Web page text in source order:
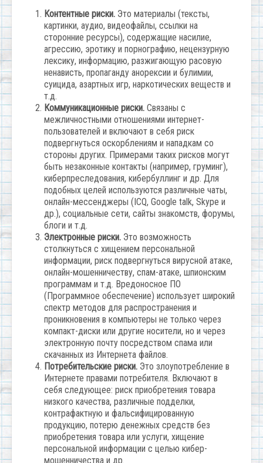
Контентные риски. Это материалы (тексты,
картинки, аудио, видеофайлы, ссылки на
сторонние ресурсы), содержащие насилие,
агрессию, эротику и порнографию, нецензурную
лексику, информацию, разжигающую расовую
ненависть, пропаганду анорексии и булимии,
суицида, азартных игр, наркотических веществ и
т.д.
Коммуникационные риски. Связаны с
межличностными отношениями интернет-
пользователей и включают в себя риск
подвергнуться оскорблениям и нападкам со
стороны других. Примерами таких рисков могут
быть незаконные контакты (например, груминг),
киберпреследования, кибербуллинг и др. Для
подобных целей используются различные чаты,
онлайн-мессенджеры (ICQ, Google talk, Skype и
др.), социальные сети, сайты знакомств, форумы,
блоги и т.д.
Электронные риски. Это возможность
столкнуться с хищением персональной
информации, риск подвергнуться вирусной атаке,
онлайн-мошенничеству, спам-атаке, шпионским
программам и т.д. Вредоносное ПО
(Программное обеспечение) использует широкий
спектр методов для распространения и
проникновения в компьютеры не только через
компакт-диски или другие носители, но и через
электронную почту посредством спама или
скачанных из Интернета файлов.
Потребительские риски. Это злоупотребление в
Интернете правами потребителя. Включают в
себя следующее: риск приобретения товара
низкого качества, различные подделки,
контрафактную и фальсифицированную
продукцию, потерю денежных средств без
приобретения товара или услуги, хищение
персональной информации с целью кибер-
мошенничества и др.